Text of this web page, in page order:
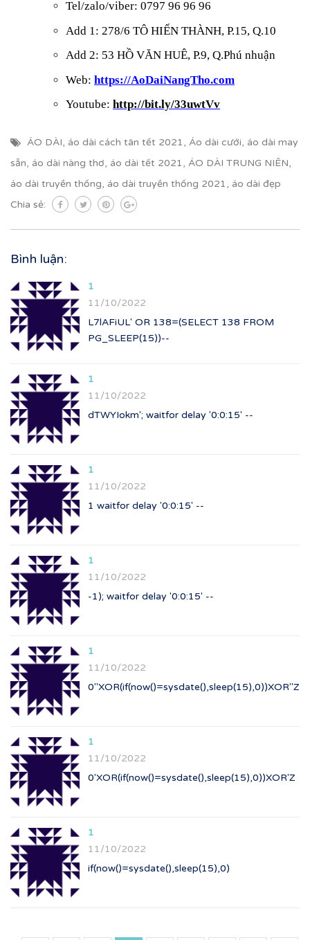
Tel/zalo/viber: 0797 96 96 96
Add 1: 278/6 TÔ HIẾN THÀNH, P.15, Q.10
Add 2: 53 HỒ VĂN HUÊ, P.9, Q.Phú nhuận
Web: https://AoDaiNangTho.com
Youtube: http://bit.ly/33uwtVv
ÁO DÀI, áo dài cách tân tết 2021, Áo dài cưới, áo dài may
sẵn, áo dài nàng thơ, áo dài tết 2021, ÁO DÀI TRUNG NIÊN,
áo dài truyền thống, áo dài truyền thống 2021, áo dài đẹp
Chia sẻ:
Bình luận:
1
11/10/2022
L7lAFiUL' OR 138=(SELECT 138 FROM
PG_SLEEP(15))--
1
11/10/2022
dTWYIokm'; waitfor delay '0:0:15' --
1
11/10/2022
1 waitfor delay '0:0:15' --
1
11/10/2022
-1); waitfor delay '0:0:15' --
1
11/10/2022
0"XOR(if(now()=sysdate(),sleep(15),0))XOR"Z
1
11/10/2022
0'XOR(if(now()=sysdate(),sleep(15),0))XOR'Z
1
11/10/2022
if(now()=sysdate(),sleep(15),0)